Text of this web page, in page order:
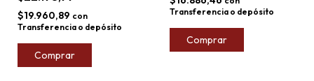
$19.960,89 con
Transferencia o depósito
Comprar
Transferencia o depósito
Comprar